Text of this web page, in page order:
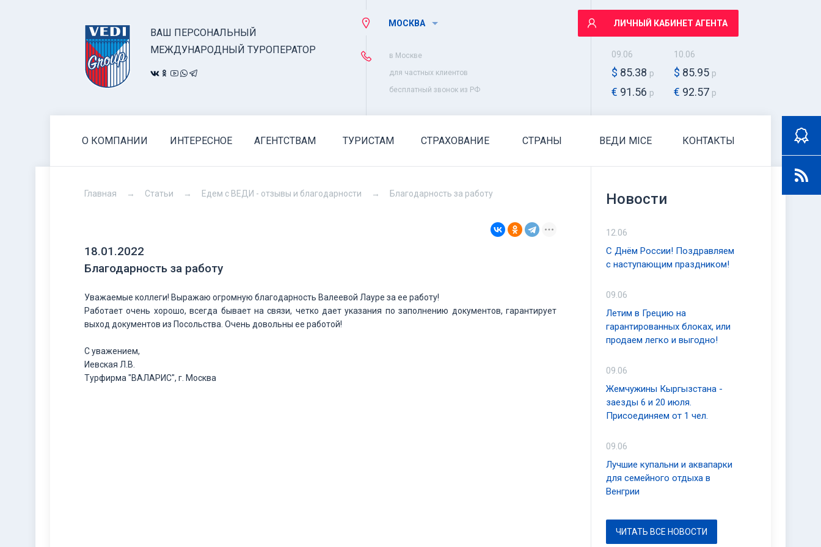
ВАШ ПЕРСОНАЛЬНЫЙ
МЕЖДУНАРОДНЫЙ ТУРОПЕРАТОР
МОСКВА
в Москве
для частных клиентов
бесплатный звонок из РФ
ЛИЧНЫЙ КАБИНЕТ АГЕНТА
09.06
$ 85.38 р
€ 91.56 р
10.06
$ 85.95 р
€ 92.57 р
О КОМПАНИИ ИНТЕРЕСНОЕ АГЕНТСТВАМ ТУРИСТАМ СТРАХОВАНИЕ СТРАНЫ ВЕДИ MICE КОНТАКТЫ
Главная Статьи Едем с ВЕДИ - отзывы и благодарности Благодарность за работу
18.01.2022
Благодарность за работу
Уважаемые коллеги! Выражаю огромную благодарность Валеевой Лауре за ее работу!
Работает очень хорошо, всегда бывает на связи, четко дает указания по заполнению документов, гарантирует
выход документов из Посольства. Очень довольны ее работой!
С уважением,
Иевская Л.В.
Турфирма "ВАЛАРИС", г. Москва
Новости
12.06
С Днём России! Поздравляем
с наступающим праздником!
09.06
Летим в Грецию на
гарантированных блоках, или
продаем легко и выгодно!
09.06
Жемчужины Кыргызстана -
заезды 6 и 20 июля.
Присоединяем от 1 чел.
09.06
Лучшие купальни и аквапарки
для семейного отдыха в
Венгрии
ЧИТАТЬ ВСЕ НОВОСТИ